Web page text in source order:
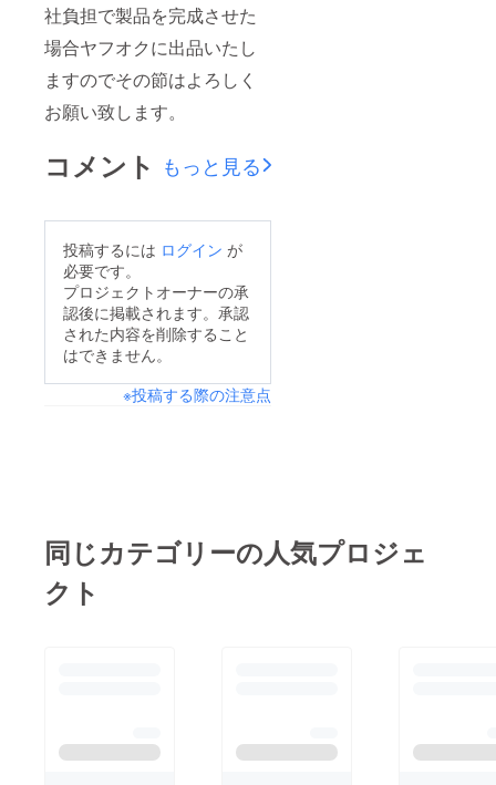
社負担で製品を完成させた
場合ヤフオクに出品いたし
ますのでその節はよろしく
お願い致します。
コメント もっと見る
投稿するには ログイン が
必要です。
プロジェクトオーナーの承
認後に掲載されます。承認
された内容を削除すること
はできません。
※投稿する際の注意点
同じカテゴリーの人気プロジェ
クト